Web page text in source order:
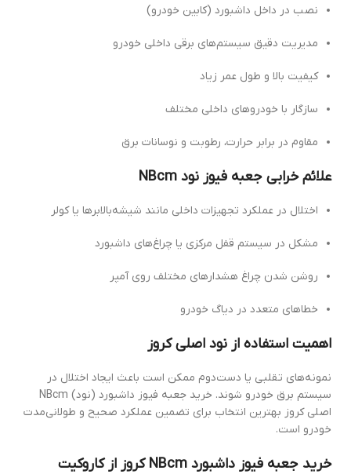
نصب در داخل داشبورد (کابین خودرو)
مدیریت دقیق سیستم‌های برقی داخلی خودرو
کیفیت بالا و طول عمر زیاد
سازگار با خودروهای داخلی مختلف
مقاوم در برابر حرارت، رطوبت و نوسانات برق
علائم خرابی جعبه فیوز نود NBcm
اختلال در عملکرد تجهیزات داخلی مانند شیشه‌بالابرها یا کولر
مشکل در سیستم قفل مرکزی یا چراغ‌های داشبورد
روشن شدن چراغ هشدارهای مختلف روی آمپر
خطاهای متعدد در دیاگ خودرو
اهمیت استفاده از نود اصلی کروز
نمونه‌های تقلبی یا دست‌دوم ممکن است باعث ایجاد اختلال در
سیستم برق خودرو شوند. خرید جعبه فیوز داشبورد (نود) NBcm
اصلی کروز بهترین انتخاب برای تضمین عملکرد صحیح و طولانی‌مدت
خودرو است.
خرید جعبه فیوز داشبورد NBcm کروز از کاروکیت